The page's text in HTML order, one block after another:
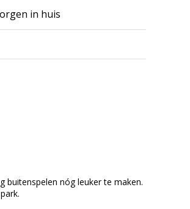
in huis
buitenspelen nóg leuker te maken.